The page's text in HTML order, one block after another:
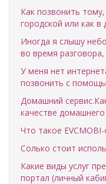
Как позвонить тому,
городской или как в
Иногда я слышу
во время
У меня нет
позвонить с
Домашний
качестве домашнего
Что такое
Солько стоит
Какие виды услуг
портал (личный